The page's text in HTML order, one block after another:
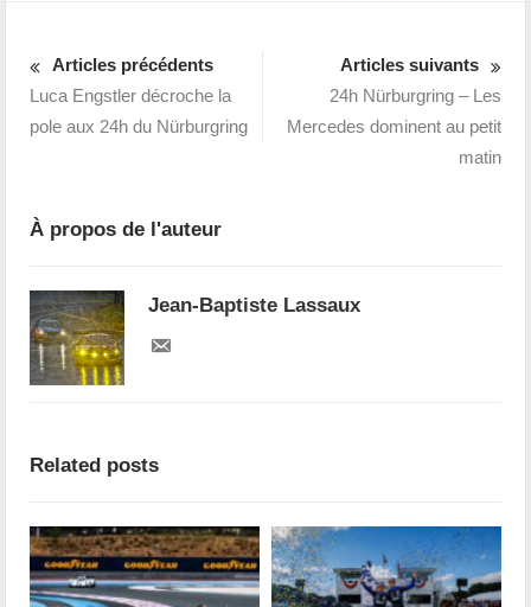
Articles précédents
Luca Engstler décroche la
pole aux 24h du Nürburgring
Articles suivants
24h Nürburgring – Les
Mercedes dominent au petit
matin
À propos de l'auteur
Jean-Baptiste Lassaux
Related posts